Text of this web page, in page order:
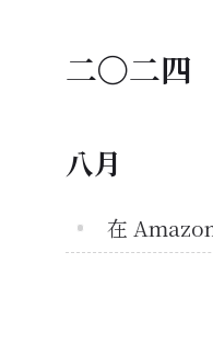
二〇二四
八月
在